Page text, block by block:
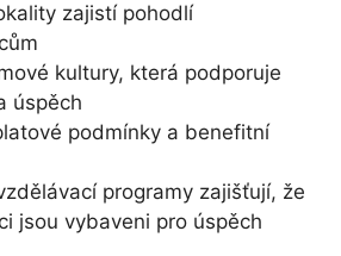
zajistí pohodlí
kultury, která podporuje
úspěch
podmínky a benefitní
programy zajišťují, že
jsou vybaveni pro úspěch